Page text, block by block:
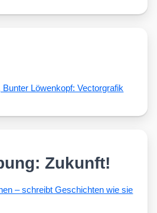
Zukunft!
– schreibt Geschich­ten wie sie